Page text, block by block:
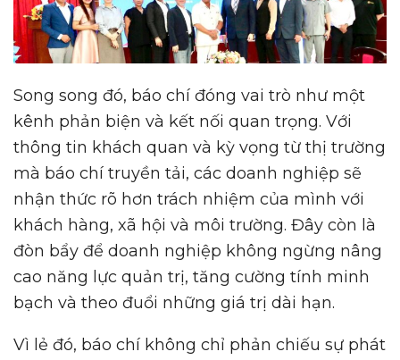
Song song đó, báo chí đóng vai trò như một
kênh phản biện và kết nối quan trọng. Với
thông tin khách quan và kỳ vọng từ thị trường
mà báo chí truyền tải, các doanh nghiệp sẽ
nhận thức rõ hơn trách nhiệm của mình với
khách hàng, xã hội và môi trường. Đây còn là
đòn bẩy để doanh nghiệp không ngừng nâng
cao năng lực quản trị, tăng cường tính minh
bạch và theo đuổi những giá trị dài hạn.
Vì lẻ đó, báo chí không chỉ phản chiếu sự phát